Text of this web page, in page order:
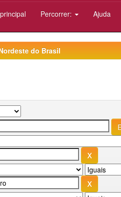
Percorrer: Ajuda
do Brasil